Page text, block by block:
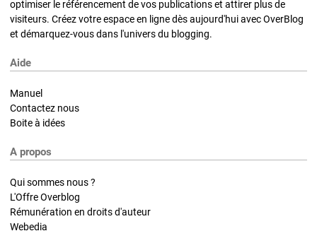
optimiser le référencement de vos publications et attirer plus de
visiteurs. Créez votre espace en ligne dès aujourd'hui avec OverBlog
et démarquez-vous dans l'univers du blogging.
Aide
Manuel
Contactez nous
Boite à idées
A propos
Qui sommes nous ?
L'Offre Overblog
Rémunération en droits d'auteur
Webedia